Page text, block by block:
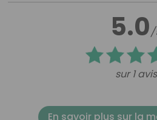
5.0
sur 1 avis
En savoir plus sur la